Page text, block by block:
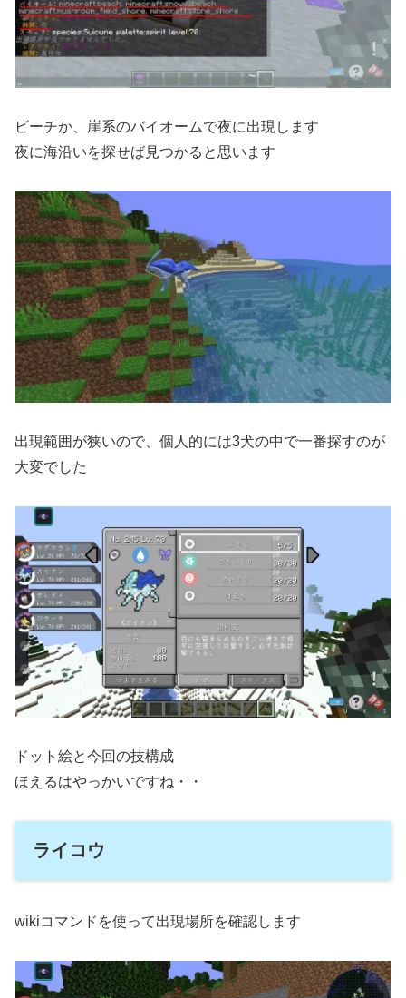
ビーチか、崖系のバイオームで夜に出現します
夜に海沿いを探せば見つかると思います
出現範囲が狭いので、個人的には3犬の中で一番探すのが
大変でした
ドット絵と今回の技構成
ほえるはやっかいですね・・
ライコウ
wikiコマンドを使って出現場所を確認します